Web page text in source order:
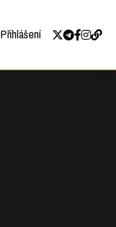
Přihlášení